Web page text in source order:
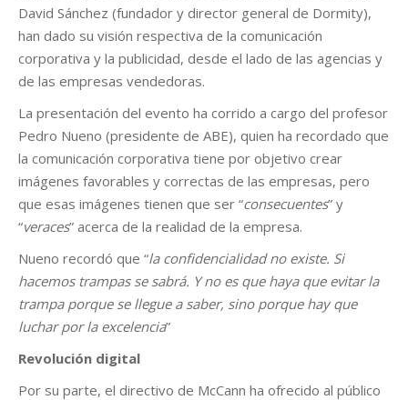
David Sánchez (fundador y director general de Dormity),
han dado su visión respectiva de la comunicación
corporativa y la publicidad, desde el lado de las agencias y
de las empresas vendedoras.
La presentación del evento ha corrido a cargo del profesor
Pedro Nueno (presidente de ABE), quien ha recordado que
la comunicación corporativa tiene por objetivo crear
imágenes favorables y correctas de las empresas, pero
que esas imágenes tienen que ser “consecuentes” y
“veraces” acerca de la realidad de la empresa.
Nueno recordó que “la confidencialidad no existe. Si
hacemos trampas se sabrá. Y no es que haya que evitar la
trampa porque se llegue a saber, sino porque hay que
luchar por la excelencia”
Revolución digital
Por su parte, el directivo de McCann ha ofrecido al público